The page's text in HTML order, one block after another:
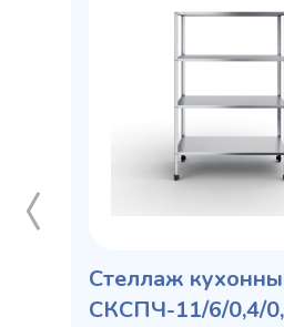
Стеллаж
СКСПЧ-11/6/0,4/